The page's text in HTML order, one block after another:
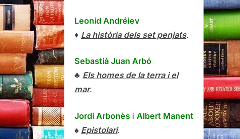
Leonid Andréiev
♦ La història dels set penjats.
Sebastià Juan Arbó
♣ Els homes de la terra i el
mar.
Jordi Arbonès i Albert Manent
♠ Epistolari.